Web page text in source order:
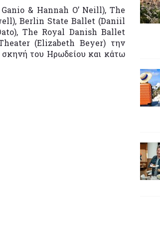
& Hannah O’ Neill), The
Berlin State Ballet (Daniil
The Royal Danish Ballet
(Elizabeth Beyer) την
σκηνή του Ηρωδείου και κάτω